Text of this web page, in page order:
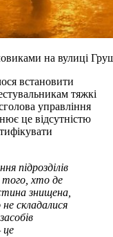
на вулиці
встановити
тяжкі
управління
це відсутністю
підрозділів
того, хто де
знищена,
складалися
це